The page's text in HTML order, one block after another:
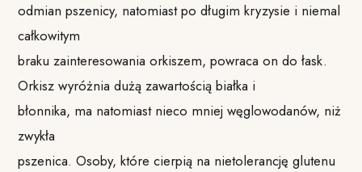
odmian pszenicy, natomiast po długim kryzysie i niemal
całkowitym
braku zainteresowania orkiszem, powraca on do łask.
Orkisz wyróżnia dużą zawartością białka i
błonnika, ma natomiast nieco mniej węglowodanów, niż
zwykła
pszenica. Osoby, które cierpią na nietolerancję glutenu